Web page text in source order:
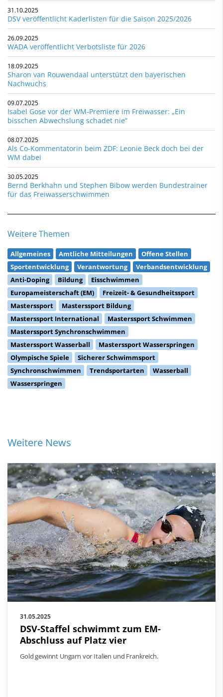
31.10.2025
DSV veröffentlicht Kaderlisten für die Saison 2025/2026
26.09.2025
WADA veröffentlicht Verbotsliste für 2026
18.09.2025
Sharon van Rouwendaal unterstützt den bayerischen
Nachwuchs
09.07.2025
Isabel Gose vor der WM-Premiere im Freiwasser: „Ein
bisschen Abwechslung schadet nie“
08.07.2025
Als Co-Kommentatorin beim ZDF: Leonie Beck doch bei der
WM dabei
30.05.2025
Bernd Berkhahn und Stephen Bibow werden Bundestrainer
für das Freiwasserschwimmen
Weitere Themen
Allgemeines Amtliche Mitteilungen
Offene Stellen
Sportentwicklung
Verantwortung
Verbandsentwicklung
Anti-Doping
Bildung
Eisschwimmen
Europameisterschaft (EM)
Freizeit- & Gesundheitssport
Masterssport
Masterssport Bildung
Masterssport International
Masterssport Schwimmen
Masterssport Synchronschwimmen
Masterssport Wasserball
Masterssport Wasserspringen
Olympische Spiele
Sicherer Schwimmsport
Synchronschwimmen
Trendsportarten
Wasserball
Wasserspringen
Weitere News
31.05.2025
DSV-Staffel schwimmt zum EM-
Abschluss auf Platz vier
Gold gewinnt Ungarn vor Italien und Frankreich.